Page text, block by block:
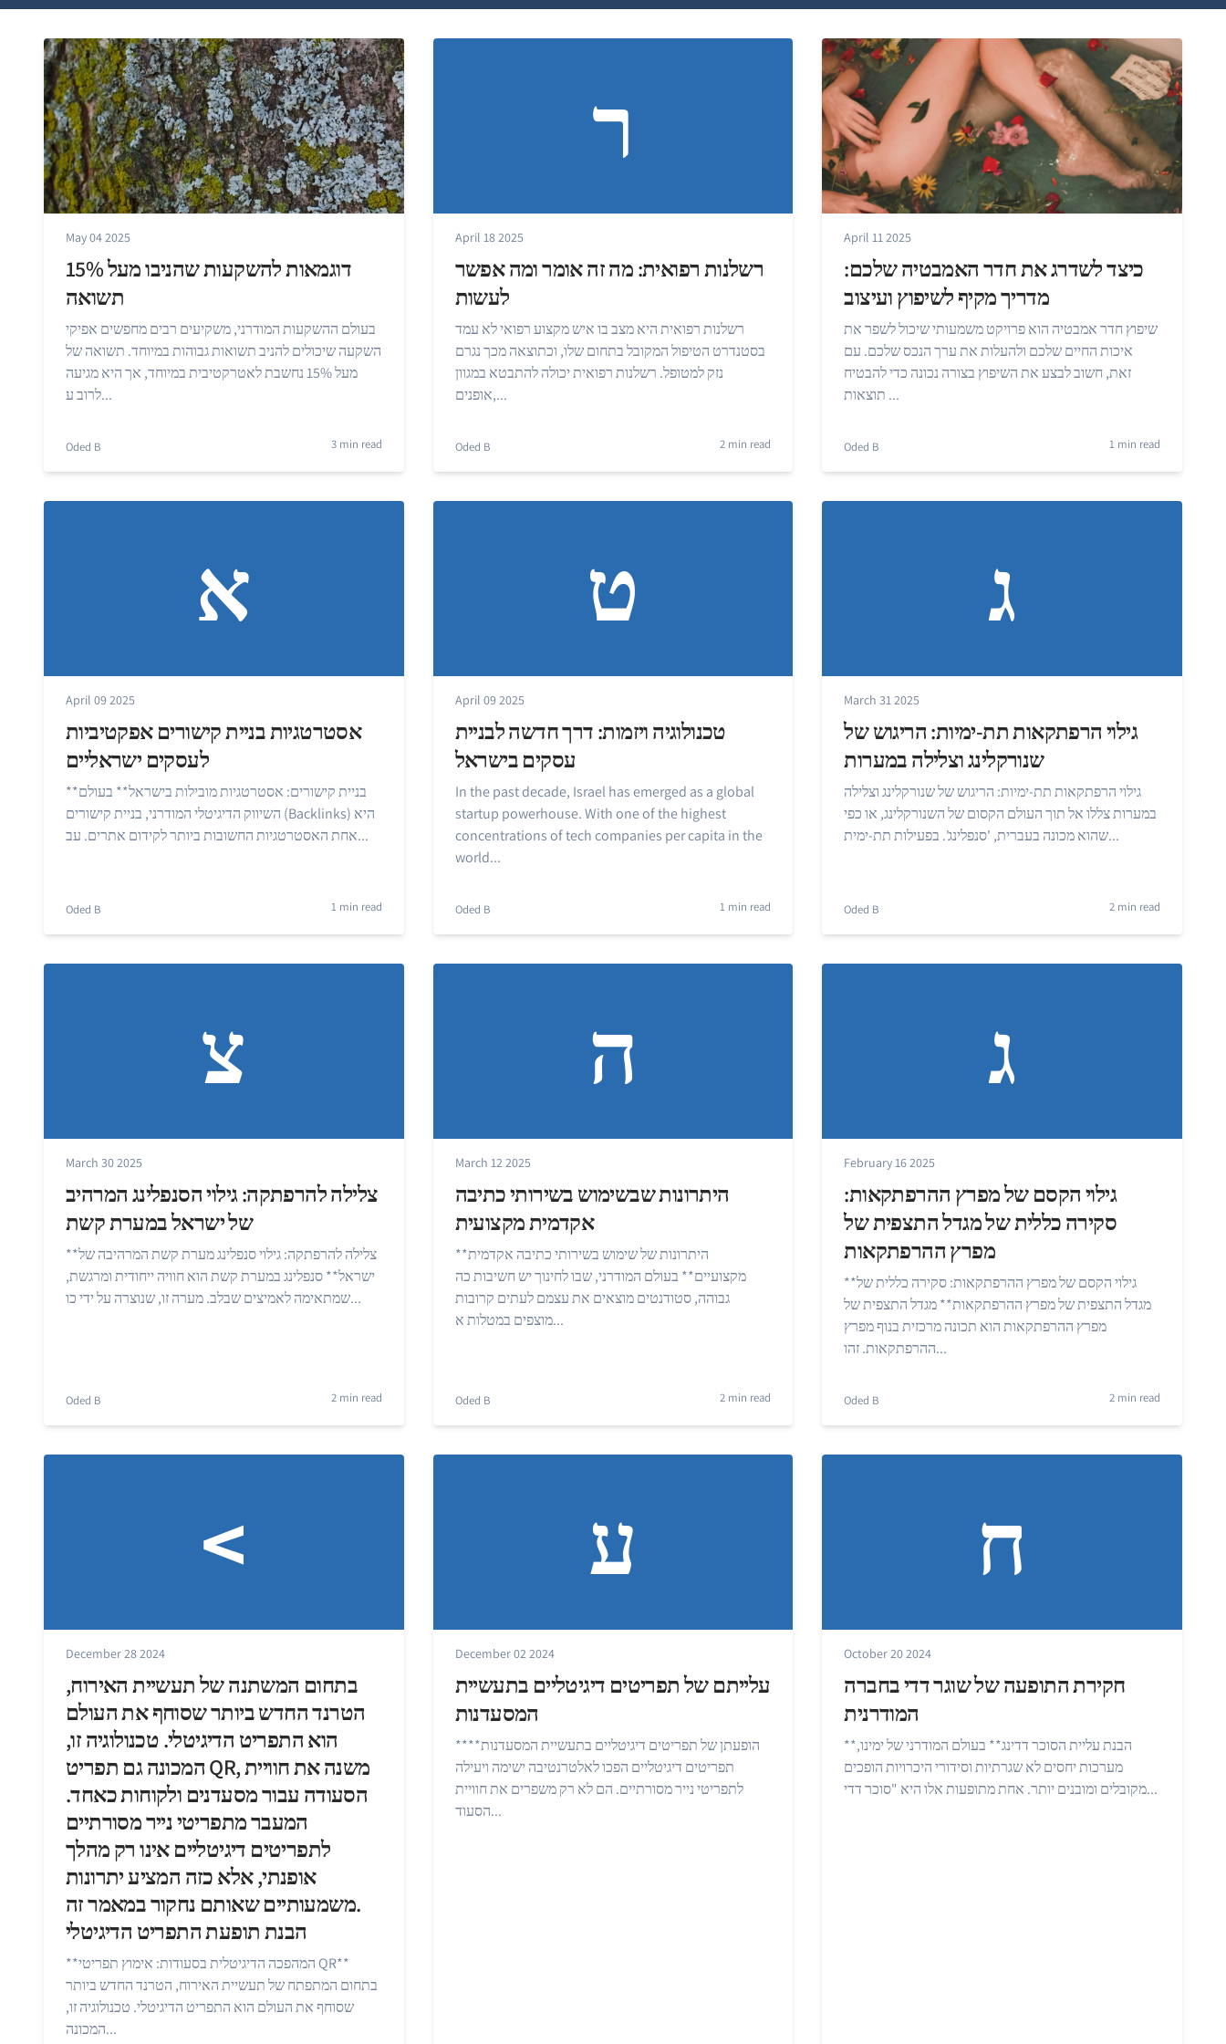
May 04 2025
דוגמאות להשקעות שהניבו מעל 15%
תשואה
בעולם ההשקעות המודרני, משקיעים רבים מחפשים אפיקי
השקעה שיכולים להניב תשואות גבוהות במיוחד. תשואה של
מעל 15% נחשבת לאטרקטיבית במיוחד, אך היא מגיעה
לרוב ע...
Oded B 3 min read
ר
April 18 2025
רשלנות רפואית: מה זה אומר ומה אפשר
לעשות
רשלנות רפואית היא מצב בו איש מקצוע רפואי לא עמד
בסטנדרט הטיפול המקובל בתחום שלו, וכתוצאה מכך נגרם
נזק למטופל. רשלנות רפואית יכולה להתבטא במגוון
אופנים,...
Oded B 2 min read
April 11 2025
כיצד לשדרג את חדר האמבטיה שלכם:
מדריך מקיף לשיפוץ ועיצוב
שיפוץ חדר אמבטיה הוא פרויקט משמעותי שיכול לשפר את
איכות החיים שלכם ולהעלות את ערך הנכס שלכם. עם
זאת, חשוב לבצע את השיפוץ בצורה נכונה כדי להבטיח
תוצאות ...
Oded B 1 min read
א
April 09 2025
אסטרטגיות בניית קישורים אפקטיביות
לעסקים ישראליים
**בניית קישורים: אסטרטגיות מובילות בישראל** בעולם
השיווק הדיגיטלי המודרני, בניית קישורים (Backlinks) היא
אחת האסטרטגיות החשובות ביותר לקידום אתרים. עב...
Oded B 1 min read
ט
April 09 2025
טכנולוגיה ויזמות: דרך חדשה לבניית
עסקים בישראל
In the past decade, Israel has emerged as a global
startup powerhouse. With one of the highest
concentrations of tech companies per capita in the
world...
Oded B 1 min read
ג
March 31 2025
גילוי הרפתקאות תת-ימיות: הריגוש של
שנורקלינג וצלילה במערות
גילוי הרפתקאות תת-ימיות: הריגוש של שנורקלינג וצלילה
במערות צללו אל תוך העולם הקסום של השנורקלינג, או כפי
שהוא מכונה בעברית, 'סנפלינג'. בפעילות תת-ימית...
Oded B 2 min read
צ
March 30 2025
צלילה להרפתקה: גילוי הסנפלינג המרהיב
של ישראל במערת קשת
**צלילה להרפתקה: גילוי סנפלינג מערת קשת המרהיבה של
ישראל** סנפלינג במערת קשת הוא חוויה ייחודית ומרגשת,
שמתאימה לאמיצים שבלב. מערה זו, שנוצרה על ידי כו...
Oded B 2 min read
ה
March 12 2025
היתרונות שבשימוש בשירותי כתיבה
אקדמית מקצועית
**היתרונות של שימוש בשירותי כתיבה אקדמית
מקצועיים** בעולם המודרני, שבו לחינוך יש חשיבות כה
גבוהה, סטודנטים מוצאים את עצמם לעתים קרובות
מוצפים במטלות א...
Oded B 2 min read
ג
February 16 2025
גילוי הקסם של מפרץ ההרפתקאות:
סקירה כללית של מגדל התצפית של
מפרץ ההרפתקאות
**גילוי הקסם של מפרץ ההרפתקאות: סקירה כללית של
מגדל התצפית של מפרץ ההרפתקאות** מגדל התצפית של
מפרץ ההרפתקאות הוא תכונה מרכזית בנוף מפרץ
ההרפתקאות. זהו...
Oded B 2 min read
<
December 28 2024
בתחום המשתנה של תעשיית האירוח,
הטרנד החדש ביותר שסוחף את העולם
הוא התפריט הדיגיטלי. טכנולוגיה זו,
המכונה גם תפריט QR, משנה את חוויית
הסעודה עבור מסעדנים ולקוחות כאחד.
המעבר מתפריטי נייר מסורתיים
לתפריטים דיגיטליים אינו רק מהלך
אופנתי, אלא כזה המציע יתרונות
משמעותיים שאותם נחקור במאמר זה.
הבנת תופעת התפריט הדיגיטלי
**המהפכה הדיגיטלית בסעודות: אימוץ תפריטי QR**
בתחום המתפתח של תעשיית האירוח, הטרנד החדש ביותר
שסוחף את העולם הוא התפריט הדיגיטלי. טכנולוגיה זו,
המכונה...
ע
December 02 2024
עלייתם של תפריטים דיגיטליים בתעשיית
המסעדנות
**הופעתן של תפריטים דיגיטליים בתעשיית המסעדנות**
תפריטים דיגיטליים הפכו לאלטרנטיבה ישימה ויעילה
לתפריטי נייר מסורתיים. הם לא רק משפרים את חוויית
הסעוד...
ח
October 20 2024
חקירת התופעה של שוגר דדי בחברה
המודרנית
**הבנת עליית הסוכר דדינג** בעולם המודרני של ימינו,
מערכות יחסים לא שגרתיות וסידורי היכרויות הופכים
מקובלים ומובנים יותר. אחת מתופעות אלו היא "סוכר דדי...